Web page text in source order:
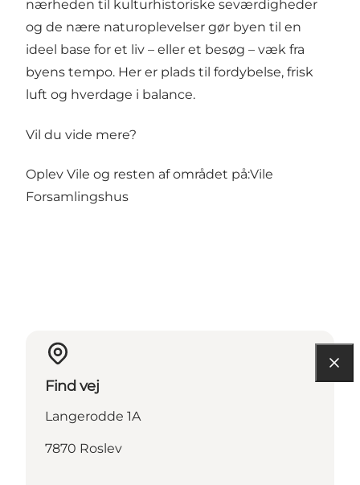
nærheden til kulturhistoriske seværdigheder
og de nære naturoplevelser gør byen til en
ideel base for et liv – eller et besøg – væk fra
byens tempo. Her er plads til fordybelse, frisk
luft og hverdage i balance.
Vil du vide mere?
Oplev Vile og resten af området på:Vile
Forsamlingshus
Find vej
Langerodde 1A
7870 Roslev